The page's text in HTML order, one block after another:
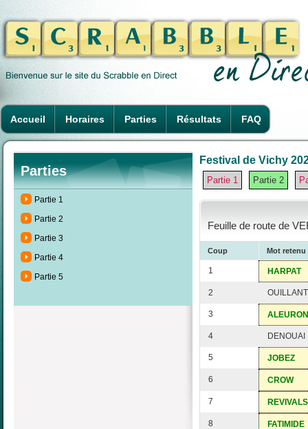
Accueil Horaires Parties Résultats FAQ
Parties
Partie 1
Partie 2
Partie 3
Partie 4
Partie 5
Festival de Vichy
Partie 1 Partie 2
Feuille de route de
Coup Mot retenu
1 HARPAT
2 OUILLANT
3
4 DENOUAI
5 JOBEZ
6 CROW
7 REVIVALS
8 FATIMIDE